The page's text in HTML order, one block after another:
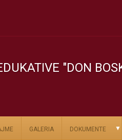
"DON
GALERIA DOKUMENTE ▼